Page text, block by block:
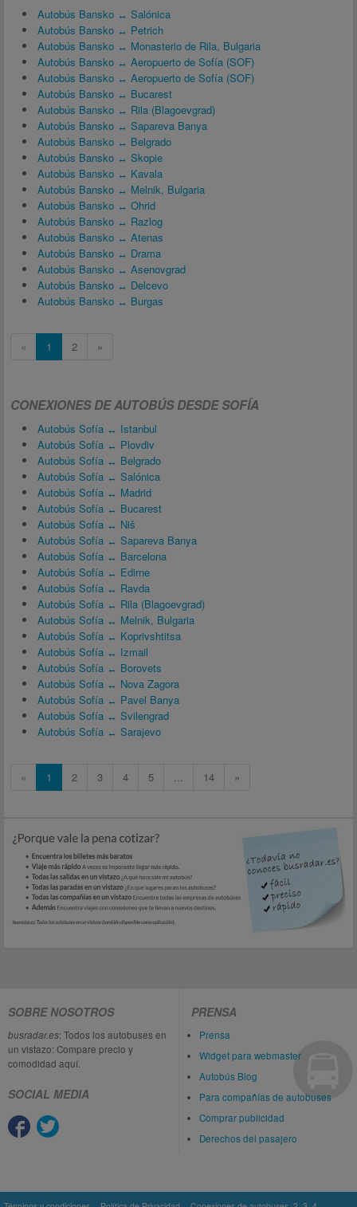
Autobús Bansko ↔ Salónica
Autobús Bansko ↔ Petrich
Autobús Bansko ↔ Monasterio de Rila, Bulgaria
Autobús Bansko ↔ Aeropuerto de Sofía (SOF)
Autobús Bansko ↔ Aeropuerto de Sofía (SOF)
Autobús Bansko ↔ Bucarest
Autobús Bansko ↔ Rila (Blagoevgrad)
Autobús Bansko ↔ Sapareva Banya
Autobús Bansko ↔ Belgrado
Autobús Bansko ↔ Skopie
Autobús Bansko ↔ Kavala
Autobús Bansko ↔ Melnik, Bulgaria
Autobús Bansko ↔ Ohrid
Autobús Bansko ↔ Razlog
Autobús Bansko ↔ Atenas
Autobús Bansko ↔ Drama
Autobús Bansko ↔ Asenovgrad
Autobús Bansko ↔ Delcevo
Autobús Bansko ↔ Burgas
« 1 2 »
CONEXIONES DE AUTOBÚS DESDE SOFÍA
Autobús Sofía ↔ Istanbul
Autobús Sofía ↔ Plovdiv
Autobús Sofía ↔ Belgrado
Autobús Sofía ↔ Salónica
Autobús Sofía ↔ Madrid
Autobús Sofía ↔ Bucarest
Autobús Sofía ↔ Niš
Autobús Sofía ↔ Sapareva Banya
Autobús Sofía ↔ Barcelona
Autobús Sofía ↔ Edirne
Autobús Sofía ↔ Ravda
Autobús Sofía ↔ Rila (Blagoevgrad)
Autobús Sofía ↔ Melnik, Bulgaria
Autobús Sofía ↔ Koprivshtitsa
Autobús Sofía ↔ Izmail
Autobús Sofía ↔ Borovets
Autobús Sofía ↔ Nova Zagora
Autobús Sofía ↔ Pavel Banya
Autobús Sofía ↔ Svilengrad
Autobús Sofía ↔ Sarajevo
« 1 2 3 4 5 ... 14 »
SOBRE NOSOTROS
busradar.es: Todos los autobuses en
un vistazo: Compare precio y
comodidad aquí.
SOCIAL MEDIA
PRENSA
Prensa
Widget para webmaster
Autobús Blog
Para compañías de autobuses
Comprar publicidad
Derechos del pasajero